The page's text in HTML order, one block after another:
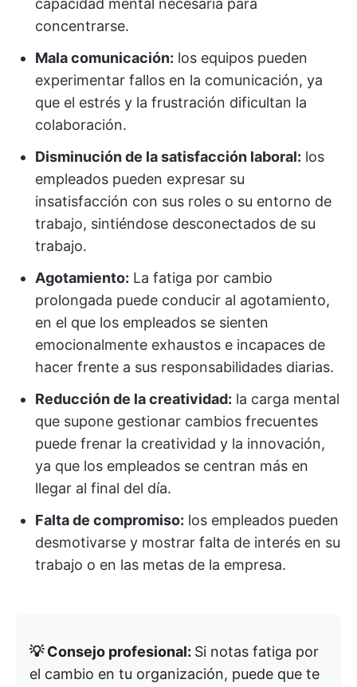
capacidad mental necesaria para
concentrarse.
Mala comunicación: los equipos pueden
experimentar fallos en la comunicación, ya
que el estrés y la frustración dificultan la
colaboración.
Disminución de la satisfacción laboral: los
empleados pueden expresar su
insatisfacción con sus roles o su entorno de
trabajo, sintiéndose desconectados de su
trabajo.
Agotamiento: La fatiga por cambio
prolongada puede conducir al agotamiento,
en el que los empleados se sienten
emocionalmente exhaustos e incapaces de
hacer frente a sus responsabilidades diarias.
Reducción de la creatividad: la carga mental
que supone gestionar cambios frecuentes
puede frenar la creatividad y la innovación,
ya que los empleados se centran más en
llegar al final del día.
Falta de compromiso: los empleados pueden
desmotivarse y mostrar falta de interés en su
trabajo o en las metas de la empresa.
💡 Consejo profesional: Si notas fatiga por
el cambio en tu organización, puede que te